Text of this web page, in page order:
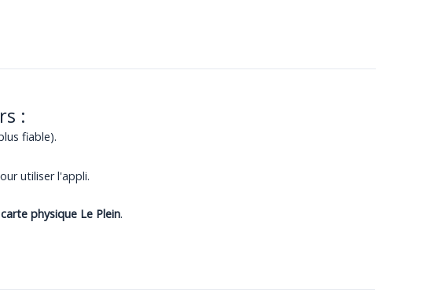
:
fiable).
utiliser l'appli.
carte physique Le Plein.